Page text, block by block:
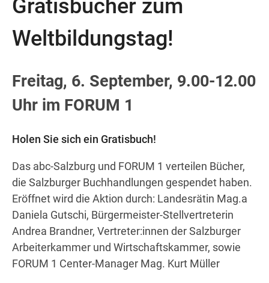
Wegbeschreibung
Gratisbücher zum
Weltbildungstag!
Freitag, 6. September, 9.00-12.00
Uhr im FORUM 1
Holen Sie sich ein Gratisbuch!
Das abc-Salzburg und FORUM 1 verteilen Bücher,
die Salzburger Buchhandlungen gespendet haben.
Eröffnet wird die Aktion durch: Landesrätin Mag.a
Daniela Gutschi, Bürgermeister-Stellvertreterin
Andrea Brandner, Vertreter:innen der Salzburger
Arbeiterkammer und Wirtschaftskammer, sowie
FORUM 1 Center-Manager Mag. Kurt Müller